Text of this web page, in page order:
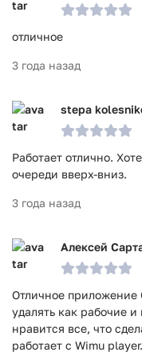
отличное
3 года назад
stepa
Работает отлично.
очереди вверх-вниз.
3 года назад
Алексей
Отличное приложение
удалять как рабочие
нравится все, что
работает с Wimu player.